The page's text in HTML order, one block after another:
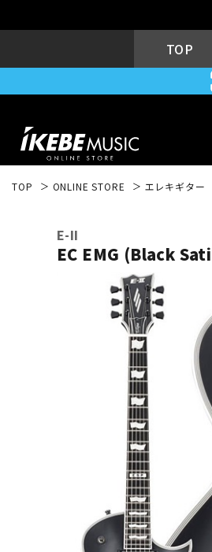
TOP
キーボード
DJ機器
中古
TOP ONLINE STORE エレキギター
E-II
EC EMG (Black